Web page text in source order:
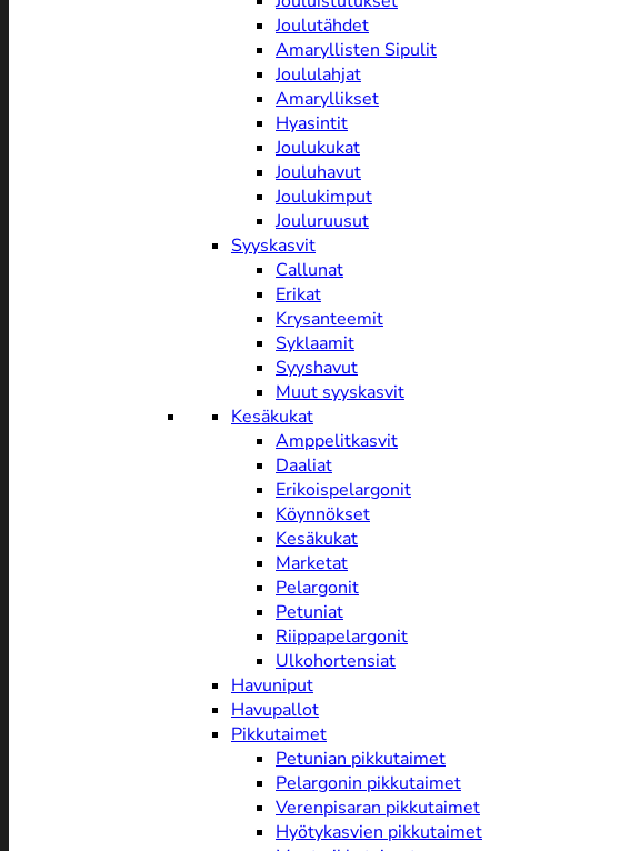
Joulutähdet
Amaryllisten Sipulit
Joululahjat
Amaryllikset
Hyasintit
Joulukukat
Jouluhavut
Joulukimput
Jouluruusut
Syyskasvit
Callunat
Erikat
Krysanteemit
Syklaamit
Syyshavut
Muut syyskasvit
Kesäkukat
Amppelitkasvit
Daaliat
Erikoispelargonit
Köynnökset
Kesäkukat
Marketat
Pelargonit
Petuniat
Riippapelargonit
Ulkohortensiat
Havuniput
Havupallot
Pikkutaimet
Petunian pikkutaimet
Pelargonin pikkutaimet
Verenpisaran pikkutaimet
Hyötykasvien pikkutaimet